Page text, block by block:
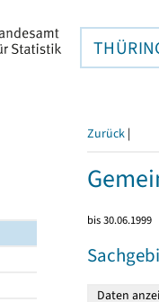
Zurück |
bis 30.06.1999